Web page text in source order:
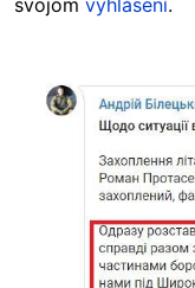
Image